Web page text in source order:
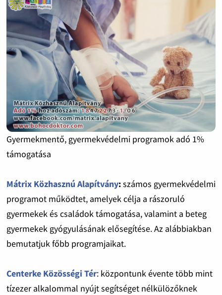
Gyermekmentő, gyermekvédelmi programok adó 1%
támogatása
Mátrix Közhasznú Alapítvány:számos gyermekvédelmi
programot működtet, amelyek célja a rászoruló
gyermekek és családok támogatása, valamint a beteg
gyermekek gyógyulásának elősegítése. Az alábbiakban
bemutatjuk főbb programjaikat.
Centerke Közösségi Tér: központunk évente több mint
tízezer alkalommal nyújt segítséget nélkülözőknek